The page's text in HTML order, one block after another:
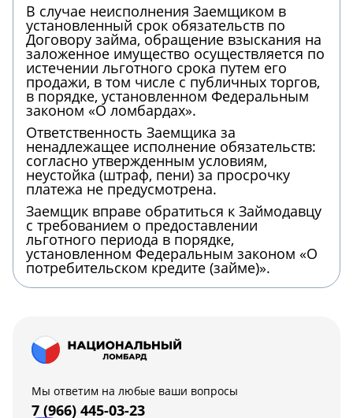
В случае неисполнения Заемщиком в
установленный срок обязательств по
Договору займа, обращение взыскания на
заложенное имущество осуществляется по
истечении льготного срока путем его
продажи, в том числе с публичных торгов,
в порядке, установленном Федеральным
законом «О ломбардах».
Ответственность Заемщика за
ненадлежащее исполнение обязательств:
согласно утвержденным условиям,
неустойка (штраф, пени) за просрочку
платежа не предусмотрена.
Заемщик вправе обратиться к Займодавцу
с требованием о предоставлении
льготного периода в порядке,
установленном Федеральным законом «О
потребительском кредите (займе)».
Мы ответим на любые ваши вопросы
7 (966) 445-03-23